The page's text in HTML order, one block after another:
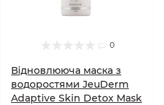
0
Відновлююча маска з
водоростями JeuDerm
Adaptive Skin Detox Mask